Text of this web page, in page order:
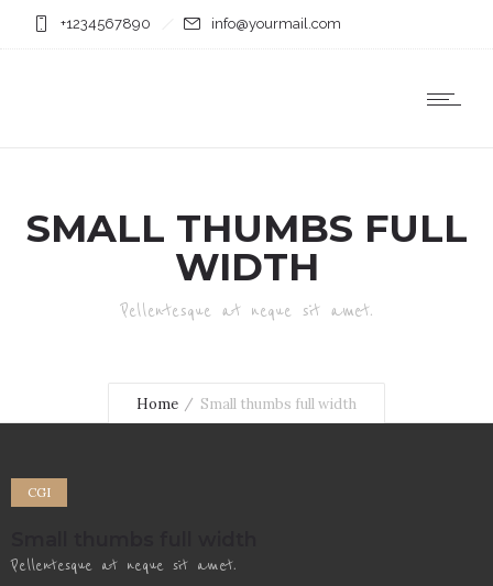
+1234567890 info@yourmail.com
SMALL THUMBS FULL
WIDTH
Pellentesque at neque sit amet.
Home Small thumbs full width
CGI
Pellentesque at neque sit amet.